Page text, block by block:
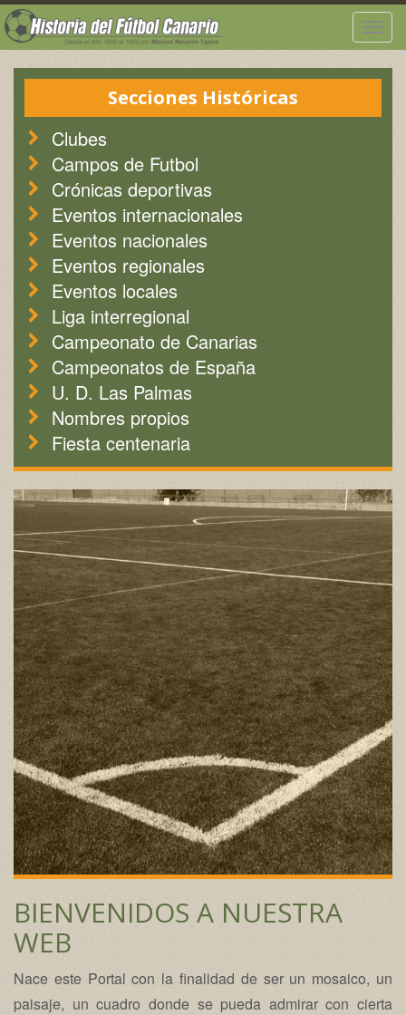
Secciones Históricas
Clubes
Campos de Futbol
Crónicas deportivas
Eventos internacionales
Eventos nacionales
Eventos regionales
Eventos locales
Liga interregional
Campeonato de Canarias
Campeonatos de España
U. D. Las Palmas
Nombres propios
Fiesta centenaria
BIENVENIDOS A NUESTRA
WEB
Nace este Portal con la finalidad de ser un mosaico, un
paisaje, un cuadro donde se pueda admirar con cierta